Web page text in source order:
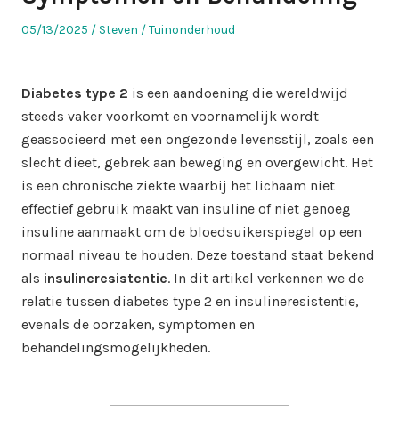
Posted
05/13/2025 Author
Steven
Posted
Tuinonderhoud
Diabetes type 2 is een aandoening die wereldwijd
steeds vaker voorkomt en voornamelijk wordt
geassocieerd met een ongezonde levensstijl, zoals een
slecht dieet, gebrek aan beweging en overgewicht. Het
is een chronische ziekte waarbij het lichaam niet
effectief gebruik maakt van insuline of niet genoeg
insuline aanmaakt om de bloedsuikerspiegel op een
normaal niveau te houden. Deze toestand staat bekend
als insulineresistentie. In dit artikel verkennen we de
relatie tussen diabetes type 2 en insulineresistentie,
evenals de oorzaken, symptomen en
behandelingsmogelijkheden.